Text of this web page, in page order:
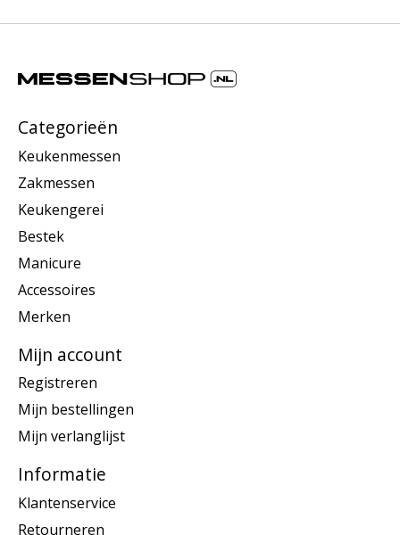
Categorieën
Keukenmessen
Zakmessen
Keukengerei
Bestek
Manicure
Accessoires
Merken
Mijn account
Registreren
Mijn bestellingen
Mijn verlanglijst
Informatie
Klantenservice
Retourneren